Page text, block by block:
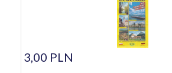
3,00 PLN